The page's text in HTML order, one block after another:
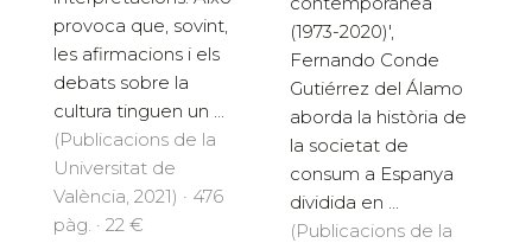
provoca que, sovint,
les afirmacions i els
debats sobre la
cultura tinguen un ...
(Publicacions de la
Universitat de
València, 2021) · 476
pàg. · 22 €
(1973-2020)',
Fernando Conde
Gutiérrez del Álamo
aborda la història de
la societat de
consum a Espanya
dividida en ...
(Publicacions de la